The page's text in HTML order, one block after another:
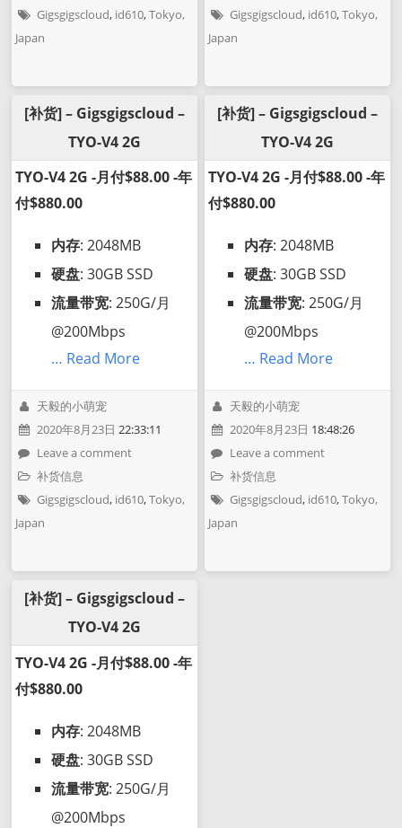
Gigsgigscloud, id610,Tokyo,
Japan
[补货] – Gigsgigscloud –
TYO-V4 2G
TYO-V4 2G -月付$88.00 -年
付$880.00
内存: 2048MB
硬盘: 30GB SSD
流量带宽: 250G/月
@200Mbps
… Read More
天毅的小萌宠
2020年8月23日 22:33:11
Leave a comment
补货信息
Gigsgigscloud, id610,Tokyo,
Japan
[补货] – Gigsgigscloud –
TYO-V4 2G
TYO-V4 2G -月付$88.00 -年
付$880.00
内存: 2048MB
硬盘: 30GB SSD
流量带宽: 250G/月
@200Mbps
Gigsgigscloud, id610,Tokyo,
Japan
[补货] – Gigsgigscloud –
TYO-V4 2G
TYO-V4 2G -月付$88.00 -年
付$880.00
内存: 2048MB
硬盘: 30GB SSD
流量带宽: 250G/月
@200Mbps
… Read More
天毅的小萌宠
2020年8月23日 18:48:26
Leave a comment
补货信息
Gigsgigscloud, id610,Tokyo,
Japan